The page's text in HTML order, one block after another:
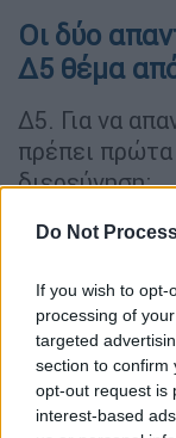
Do Not
If you wish to
processing of
targeted
section to confirm
opt-out request is
interest-based
Οι δύο
Δ5 θέμα
Δ5. Για να
πρέπει
διερεύνηση:
Α. τι μπορεί
Β. ποιο
Γ. αν η
μέση του